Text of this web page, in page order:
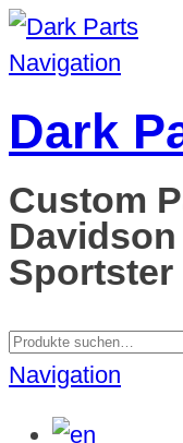
Navigation
Dark
Custom
Sportster
Suche
nach:
Navigation